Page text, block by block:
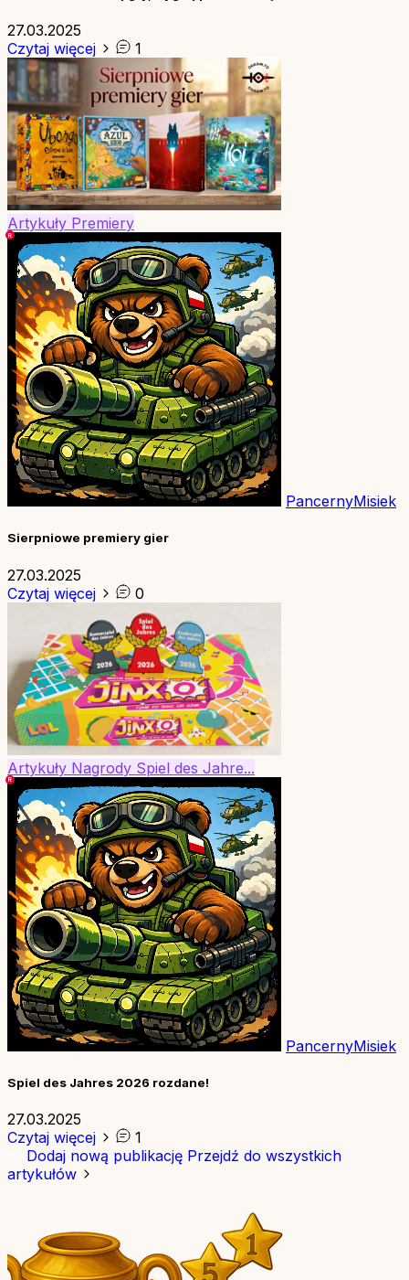
27.03.2025
Czytaj więcej
1
Artykuły Premiery
PancernyMisiek
Sierpniowe premiery gier
27.03.2025
Czytaj więcej
0
Artykuły Nagrody Spiel des Jahre...
PancernyMisiek
Spiel des Jahres 2026 rozdane!
27.03.2025
Czytaj więcej
1
Dodaj nową publikację Przejdź do wszystkich
artykułów